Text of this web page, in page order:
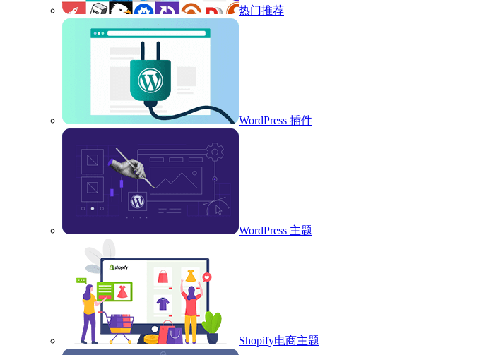
热门推荐
WordPress 插件
WordPress 主题
Shopify电商主题